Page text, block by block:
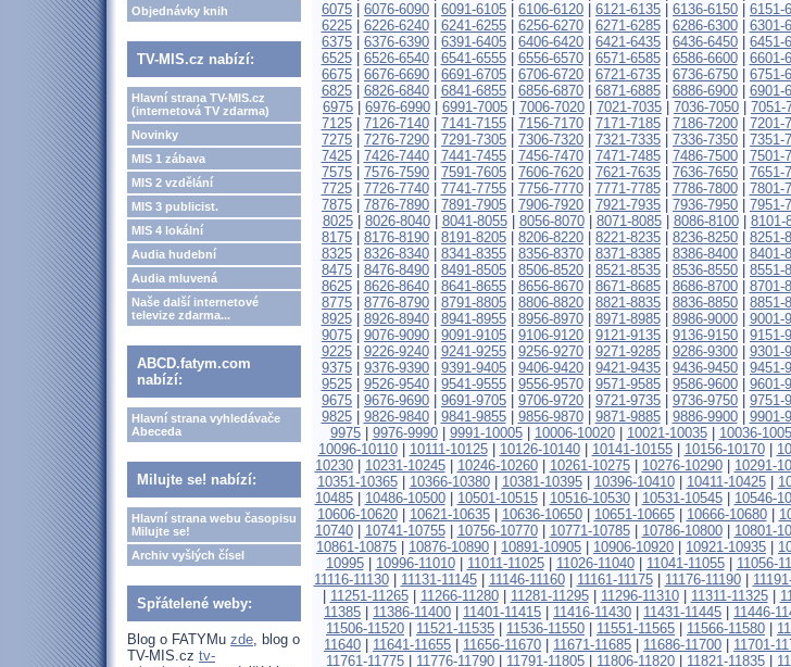
Objednávky knih
TV-MIS.cz nabízí:
Hlavní strana TV-MIS.cz
(internetová TV zdarma)
Novinky
MIS 1 zábava
MIS 2 vzdělání
MIS 3 publicist.
MIS 4 lokální
Audia hudební
Audia mluvená
Naše další internetové
televize zdarma...
ABCD.fatym.com
nabízí:
Hlavní strana vyhledávače
Abeceda
Milujte se! nabízí:
Hlavní strana webu časopisu
Milujte se!
Archiv vyšlých čísel
Spřátelené weby:
Blog o FATYMu zde, blog o
TV-MIS.cz tv-
6075
6076-6090 6091-6105 6106-6120 6121-6135 6136-6150 6151-
6225| 6226-6240| 6241-6255| 6256-6270| 6271-6285| 6286-6300| 6301-
6375
6376-6390 6391-6405 6406-6420 6421-6435 6436-6450 6451-
6525| 6526-6540| 6541-6555| 6556-6570| 6571-6585| 6586-6600| 6601-
6675
6676-6690 6691-6705 6706-6720 6721-6735 6736-6750 6751-
6825| 6826-6840| 6841-6855| 6856-6870| 6871-6885| 6886-6900| 6901-
6975
6976-6990 6991-7005 7006-7020 7021-7035 7036-7050 7051-
7125| 7126-7140| 7141-7155| 7156-7170| 7171-7185| 7186-7200| 7201-
7275
7276-7290 7291-7305 7306-7320 7321-7335 7336-7350 7351-
7425| 7426-7440| 7441-7455| 7456-7470| 7471-7485| 7486-7500| 7501-
7575
7576-7590 7591-7605 7606-7620 7621-7635 7636-7650 7651-
7725| 7726-7740| 7741-7755| 7756-7770| 7771-7785| 7786-7800| 7801-
7875
7876-7890 7891-7905 7906-7920 7921-7935 7936-7950 7951-
8025| 8026-8040| 8041-8055| 8056-8070| 8071-8085| 8086-8100| 8101-
8175
8176-8190 8191-8205 8206-8220 8221-8235 8236-8250 8251-
8325| 8326-8340| 8341-8355| 8356-8370| 8371-8385| 8386-8400| 8401-
8475
8476-8490 8491-8505 8506-8520 8521-8535 8536-8550 8551-
8625| 8626-8640| 8641-8655| 8656-8670| 8671-8685| 8686-8700| 8701-
8775
8776-8790 8791-8805 8806-8820 8821-8835 8836-8850 8851-
8925| 8926-8940| 8941-8955| 8956-8970| 8971-8985| 8986-9000| 9001-
9075
9076-9090 9091-9105 9106-9120 9121-9135 9136-9150 9151-
9225| 9226-9240| 9241-9255| 9256-9270| 9271-9285| 9286-9300| 9301-
9375
9376-9390 9391-9405 9406-9420 9421-9435 9436-9450 9451-
9525| 9526-9540| 9541-9555| 9556-9570| 9571-9585| 9586-9600| 9601-
9675
9676-9690 9691-9705 9706-9720 9721-9735 9736-9750 9751-
9825| 9826-9840| 9841-9855| 9856-9870| 9871-9885| 9886-9900| 9901-
9975| 9976-9990| 9991-10005| 10006-10020| 10021-10035| 10036-
10096-10110| 10111-10125| 10126-10140| 10141-10155| 10156-10170|
10230| 10231-10245| 10246-10260| 10261-10275| 10276-10290| 10291-
10351-10365| 10366-10380| 10381-10395| 10396-10410| 10411-10425|
10485| 10486-10500| 10501-10515| 10516-10530| 10531-10545| 10546-
10606-10620| 10621-10635| 10636-10650| 10651-10665| 10666-10680|
10740| 10741-10755| 10756-10770| 10771-10785| 10786-10800| 10801-
10861-10875
10876-10890 10891-10905 10906-10920 10921-10935
10995| 10996-11010| 11011-11025| 11026-11040| 11041-11055| 11056-
11116-11130| 11131-11145| 11146-11160| 11161-11175| 11176-11190|
11251-11265| 11266-11280| 11281-11295| 11296-11310| 11311-11325|
11385
11386-11400 11401-11415 11416-11430 11431-11445 11446-
11506-11520
11521-11535 11536-11550 11551-11565 11566-11580
11640
11641-11655 11656-11670 11671-11685 11686-11700 11701-
11761-11775| 11776-11790| 11791-11805| 11806-11820| 11821-11835|